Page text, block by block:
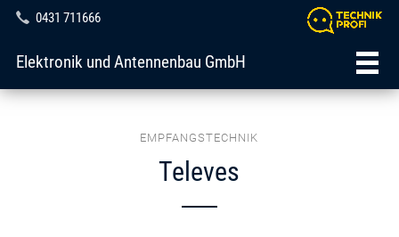
0431 711666
Elektronik und Antennenbau GmbH
EMPFANGSTECHNIK
Televes